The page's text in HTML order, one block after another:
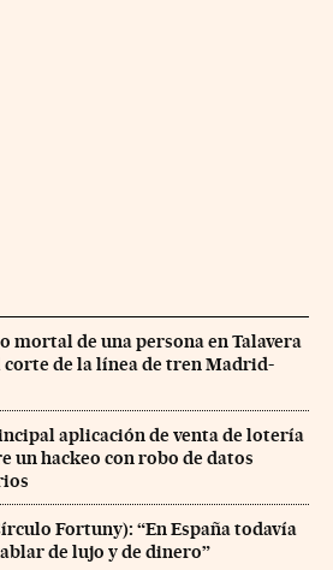
mortal de una persona en Talavera
corte de la línea de tren Madrid-
aplicación de venta de lotería
un hackeo con robo de datos
Fortuny): “En España todavía
de lujo y de dinero”